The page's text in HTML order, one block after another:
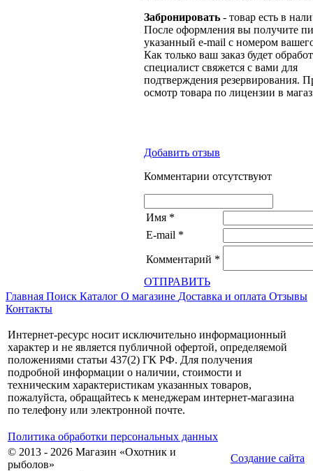
Забронировать - товар есть в
После оформления вы получите
указанный e-mail с номером
Как только ваш заказ будет
специалист свяжется с вами для
подтверждения резервирования.
осмотр товара по лицензии в
Добавить отзыв
Комментарии отсутствуют
Имя *
E-mail *
Комментарий *
ОТПРАВИТЬ
Главная Поиск Каталог О магазине Доставка и оплата Отзывы
Контакты
Интернет-ресурс носит исключительно информационный
характер и не является публичной офертой, определяемой
положениями статьи 437(2) ГК РФ. Для получения
подробной информации о наличии, стоимости и
техническим характеристикам указанных товаров,
пожалуйста, обращайтесь к менеджерам интернет-магазина
по телефону или электронной почте.
Политика обработки персональных данных
© 2013 - 2026 Магазин «Охотник и
рыболов»
Создание сайта